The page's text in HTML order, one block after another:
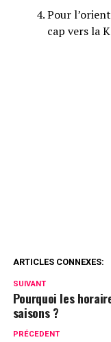
Pour
cap vers la
ARTICLES CONNEXES:
SUIVANT
Pourquoi les
saisons ?
PRÉCEDENT